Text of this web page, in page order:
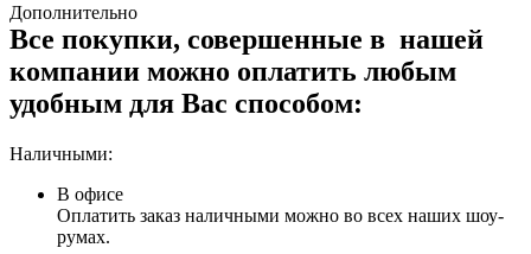
Дополнительно
Все покупки, совершенные в нашей
компании можно оплатить любым
удобным для Вас способом:
Наличными:
В офисе
Оплатить заказ наличными можно во всех наших шоу-
румах.